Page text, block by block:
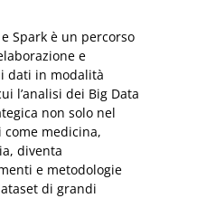
Spark è un percorso
e
dati in modalità
l’analisi dei Big Data
non solo nel
medicina,
diventa
e metodologie
di grandi